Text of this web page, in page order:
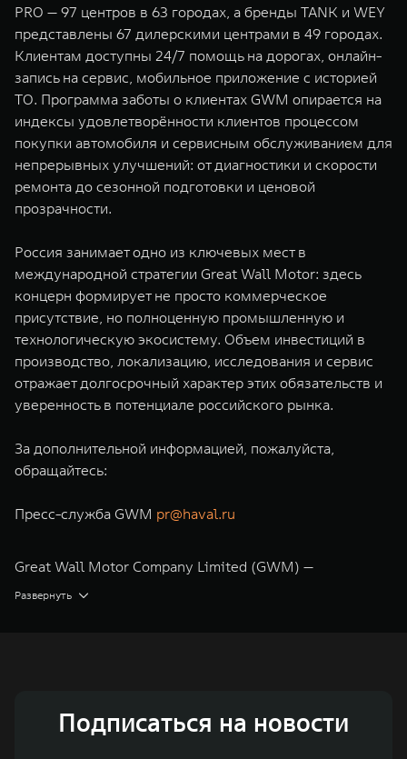
PRO — 97 центров в 63 городах, а бренды TANK и WEY
представлены 67 дилерскими центрами в 49 городах.
Клиентам доступны 24/7 помощь на дорогах, онлайн-
запись на сервис, мобильное приложение с историей
ТО. Программа заботы о клиентах GWM опирается на
индексы удовлетворённости клиентов процессом
покупки автомобиля и сервисным обслуживанием для
непрерывных улучшений: от диагностики и скорости
ремонта до сезонной подготовки и ценовой
прозрачности.
Россия занимает одно из ключевых мест в
международной стратегии Great Wall Motor: здесь
концерн формирует не просто коммерческое
присутствие, но полноценную промышленную и
технологическую экосистему. Объем инвестиций в
производство, локализацию, исследования и сервис
отражает долгосрочный характер этих обязательств и
уверенность в потенциале российского рынка.
За дополнительной информацией, пожалуйста,
обращайтесь:
Пресс-служба GWM pr@haval.ru
Great Wall Motor Company Limited (GWM) —
глобальный производитель внедорожников,
2011 годах соответственно. Сфера деятельности
Развернуть
Подписаться на новости